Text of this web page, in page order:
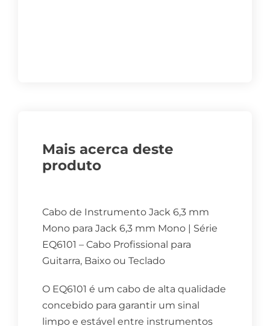
Mais acerca deste
produto
Cabo de Instrumento Jack 6,3 mm
Mono para Jack 6,3 mm Mono | Série
EQ6101 – Cabo Profissional para
Guitarra, Baixo ou Teclado
O EQ6101 é um cabo de alta qualidade
concebido para garantir um sinal
limpo e estável entre instrumentos